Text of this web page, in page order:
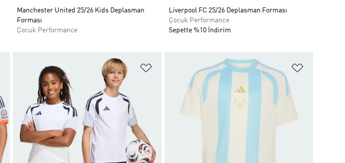
Manchester United 25/26 Kids Deplasman
Forması
Çocuk Performance
Liverpool FC 25/26 Deplasman Forması
Çocuk Performance
Sepette %10 İndirim
Favori Listesine Ekle Favori Listesine Ekle